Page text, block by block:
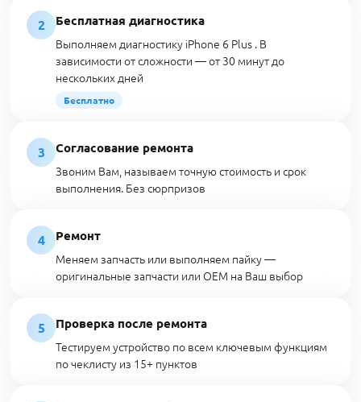
2
Бесплатная диагностика
Выполняем диагностику iPhone 6 Plus . В
зависимости от сложности — от 30 минут до
нескольких дней
Бесплатно
3
Согласование ремонта
Звоним Вам, называем точную стоимость и срок
выполнения. Без сюрпризов
4
Ремонт
Меняем запчасть или выполняем пайку —
оригинальные запчасти или OEM на Ваш выбор
5
Проверка после ремонта
Тестируем устройство по всем ключевым функциям
по чеклисту из 15+ пунктов